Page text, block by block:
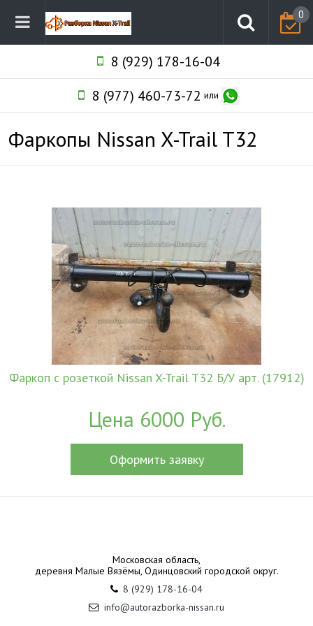
0
8 (929) 178-16-04
8 (977) 460-73-72 или
Фаркопы Nissan X-Trail T32
Фаркоп c розеткой Nissan X-Trail T32 Б/У арт. (17912)
Цена 6000 Руб.
Оформить заявку
Московская область,
деревня Малые Вязёмы, Одинцовский городской округ.
8 (929) 178-16-04
info@autorazborka-nissan.ru